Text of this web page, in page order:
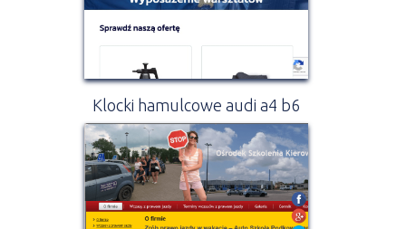
Klocki hamulcowe audi a4 b6